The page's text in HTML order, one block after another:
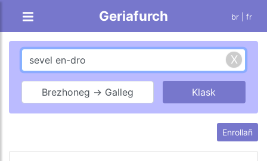
Geriafurch br | fr
Brezhoneg → Galleg
Enrollañ